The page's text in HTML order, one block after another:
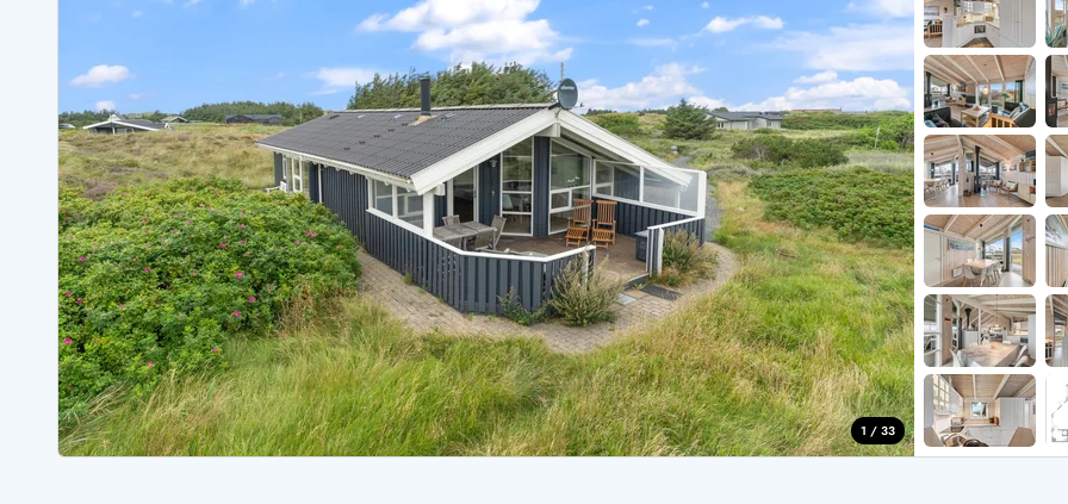
Ferienhäuser mit Whirlpool
Ferienhäuser mit Samstagswechsel
Ferienhaus für 2 Personen
Ferienhaus für 4 Personen
Ferienhaus für 6 Personen
Ferienhäuser
Ferienhäuser
Ferienhäuser
Ferienhäuser BjerregardFerienhäuser Blavand Ferienhäuser Hvide SandeFerienhäuser Sondervig
Ferienhäuser Argab
Ferienhäuser in Arrild
Ferienhäuser Bjerregard
Ferienhäuser Blavand
Ferienhäuser Bork Havn
Ferienhäuser Fjand
Ferienhäuser Fanö
Ferienhäuser Graerup Strand
Ferienhäuser Haurvig
Ferienhäuser Henne Strand
Ferienhäuser Ho
Ferienhäuser Houstrup
Ferienhäuser Houvig
Ferienhäuser auf Holmsland Klit
Ferienhäuser in Holmsland
Ferienhäuser Hvide Sande
Ferienhäuser Jegum
Ferienhäuser Klegod
Ferienhäuser Lodbjerg Hede
Ferienhäuser Nr. Lyngvig
Ferienhäuser in
Ferienhäuser
Ferienhäuser
Ferienhäuser
Ferienhäuser
Ferienhäuser in
Ferienhäuser
Ferienhäuser
Ferienhäuser
1 / 33